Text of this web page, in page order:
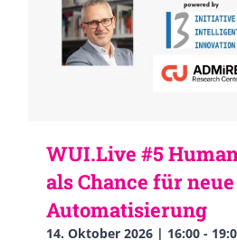
WUI.Live #5
als Chance für neue
Automatisierung
14. Oktober 2026 | 16:00 -